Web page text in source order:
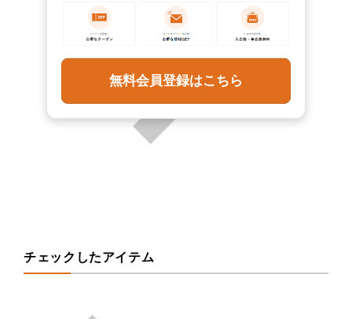
チェックしたアイテム
無料会員登録はこちら